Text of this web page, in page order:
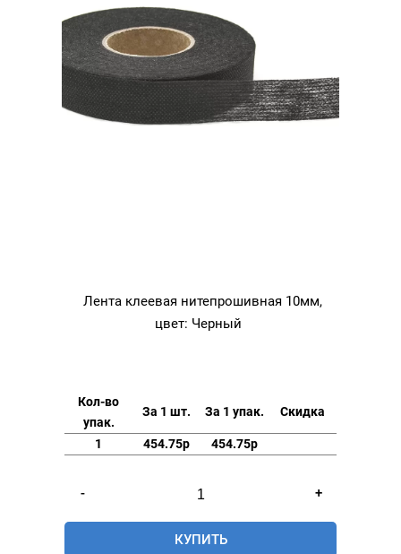
Лента клеевая нитепрошивная 10мм,
цвет: Черный
Кол-во
упак.
За 1 шт. За 1 упак. Скидка
1 454.75р 454.75р
-
товара
Лента
клеевая
+
КУПИТЬ